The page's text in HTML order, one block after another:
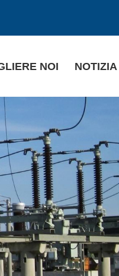
NOI NOTIZIA